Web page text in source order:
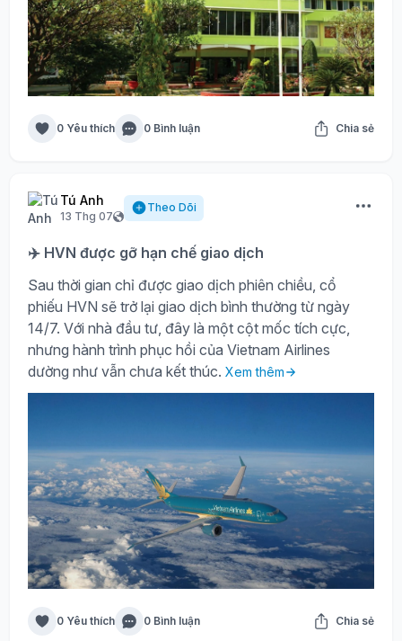
0 Yêu thích 0 Bình luận Chia sẻ
Tú Anh
13 Thg 07
Theo Dõi
✈️ HVN được gỡ hạn chế giao dịch
Sau thời gian chỉ được giao dịch phiên chiều, cổ
phiếu HVN sẽ trở lại giao dịch bình thường từ ngày
14/7. Với nhà đầu tư, đây là một cột mốc tích cực,
nhưng hành trình phục hồi của Vietnam Airlines
dường như vẫn chưa kết thúc. Xem thêm
0 Yêu thích 0 Bình luận Chia sẻ